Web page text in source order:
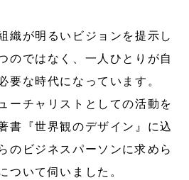
織が明るいビジョンを提示し
のではなく、一人ひとりが自
要な時代になっています。
ーチャリストとしての活動を
書『世界観のデザイン』に込
のビジネスパーソンに求めら
ついて伺いました。